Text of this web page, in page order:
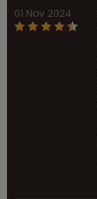
01 Nov 2024